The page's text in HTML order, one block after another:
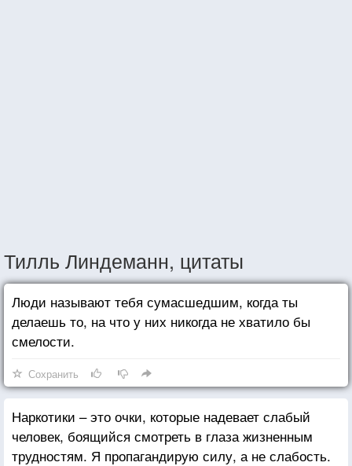
Тилль Линдеманн, цитаты
Люди называют тебя сумасшедшим, когда ты
делаешь то, на что у них никогда не хватило бы
смелости.
Сохранить
Наркотики – это очки, которые надевает слабый
человек, боящийся смотреть в глаза жизненным
трудностям. Я пропагандирую силу, а не слабость.